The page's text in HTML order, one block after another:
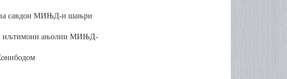
савдои МИЊД-и шањри
иљтимоии ањолии МИЊД-